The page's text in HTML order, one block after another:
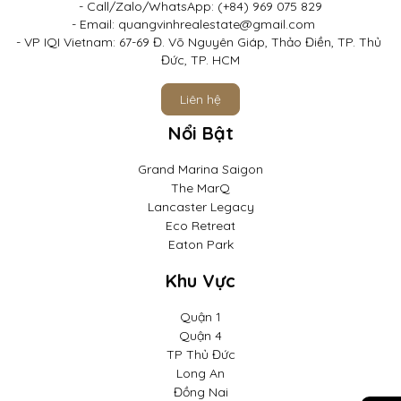
phương tiện của cư dân và khách ghé thăm.
Sở hữu một căn hộ cao tầng tại Blanca City không chỉ là sở
hữu một không gian sống đẳng cấp, mà còn là cơ hội đầu tư
- Call/Zalo/WhatsApp: (+84) 969 075 829
- Email: quangvinhrealestate@gmail.com
- VP IQI Vietnam: 67-69 Đ. Võ Nguyên Giáp, Thảo Điền, TP. Thủ
Đức, TP. HCM
Liên hệ
Nổi Bật
Grand Marina Saigon
The MarQ
Lancaster Legacy
Eco Retreat
Eaton Park
Khu Vực
Quận 1
Quận 4
TP Thủ Đức
Long An
Đồng Nai